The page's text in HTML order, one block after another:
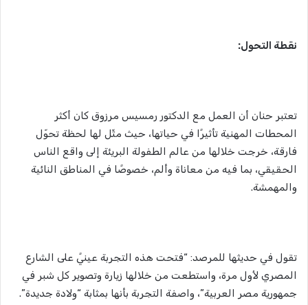
نقطة التحول:
تعتبر حنان أن العمل مع الدكتور رمسيس مرزوق كان أكثر
المحطات المهنية تأثيرًا في حياتها، حيث مثّل لها لحظة تحوّل
فارقة، خرجت خلالها من عالم الطفولة البريئة إلى واقع الناس
الحقيقي، بما فيه من معاناة وألم، خصوصًا في المناطق النائية
والمهمشة.
تقول في حديثها للمرصد: “فتحت هذه التجربة عينيً على الشارع
المصري لأول مرة، واستطعت من خلالها زيارة وتصوير كل شبر في
جمهورية مصر العربية”، واصفة التجربة بأنها بمثابة “ولادة جديدة”.